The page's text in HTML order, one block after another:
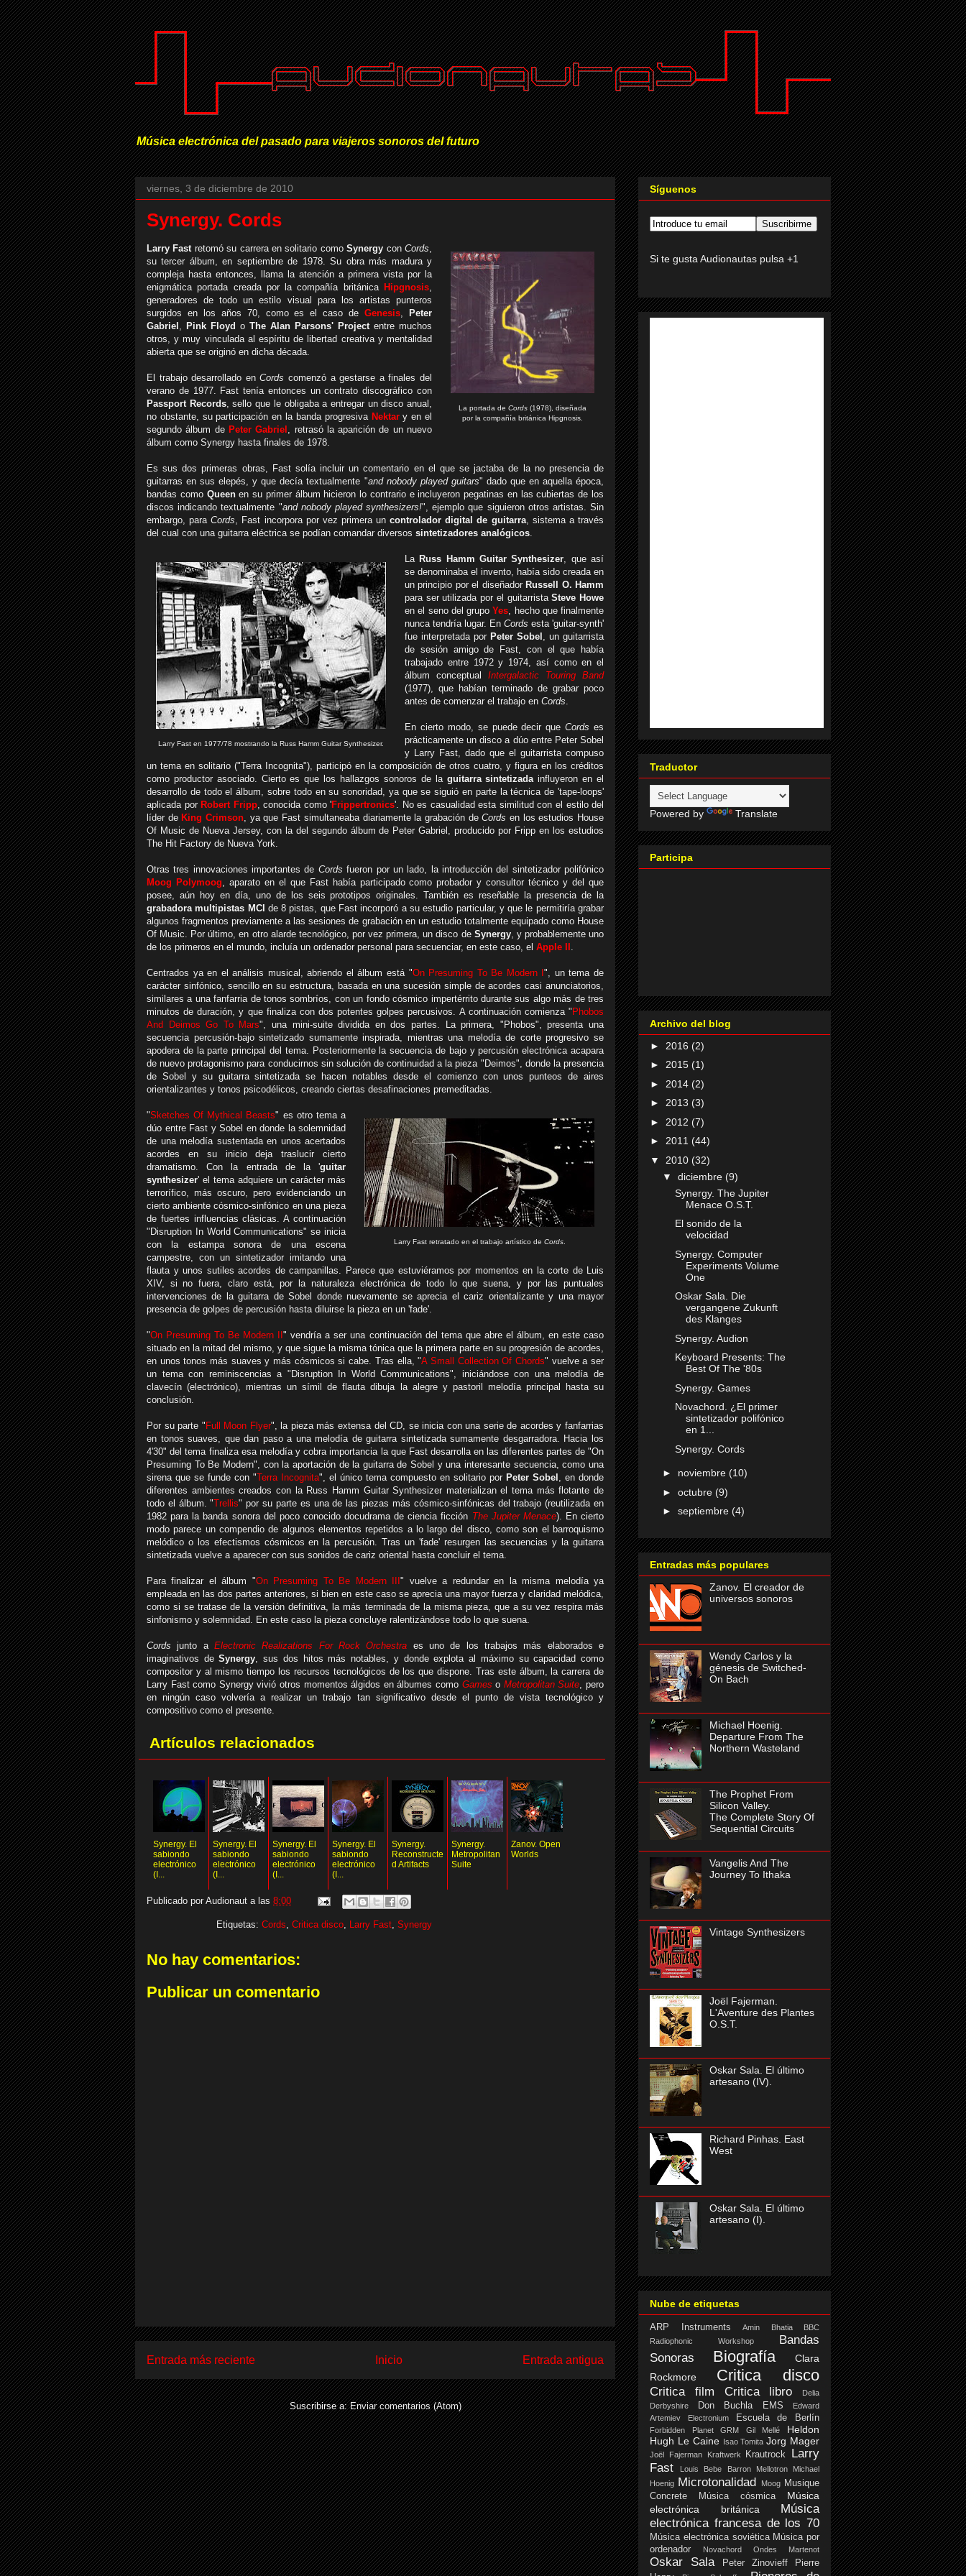
Música electrónica del pasado para viajeros sonoros del futuro
viernes, 3 de diciembre de 2010
Synergy. Cords
La portada de Cords (1978), diseñada
por la compañía británica Hipgnosis.
Larry Fastretomó su carrera en solitario comoSynergy conCords,
su tercer álbum, en septiembre de 1978. Su obra más madura y
compleja hasta entonces, llama la atención a primera vista por la
enigmática portada creada por la compañía británica Hipgnosis,
generadores de todo un estilo visual para los artistas punteros
surgidos en los años 70, como es el caso deGenesis,
Peter
Gabriel , Pink Floyd o The Alan Parsons' Projectentre muchos
otros, y muy vinculada al espíritu de libertad creativa y mentalidad
abierta que se originó en dicha década.
El trabajo desarrollado enCords comenzó a gestarse a finales del
verano de 1977. Fast tenía entonces un contrato discográfico con
Passport Records, sello que le obligaba a entregar un disco anual,
no obstante, su participación en la banda progresiva Nektary en el
segundo álbum de Peter Gabriel , retrasó la aparición de un nuevo
álbum como Synergy hasta finales de 1978.
Es sus dos primeras obras, Fast solía incluir un comentario en el que se jactaba de la no presencia de
guitarras en sus elepés, y que decía textualmente "and nobody played guitars" dado que en aquella época,
bandas como Queenen su primer álbum hicieron lo contrario e incluyeron pegatinas en las cubiertas de los
discos indicando textualmente "and nobody played synthesizers!", ejemplo que siguieron otros artistas. Sin
embargo, paraCords, Fast incorpora por vez primera uncontrolador digital de guitarra, sistema a través
del cual con una guitarra eléctrica se podían comandar diversos sintetizadores analógicos.
Larry Fast en 1977/78 mostrando la Russ Hamm Guitar Synthesizer.
La Russ Hamm Guitar Synthesizer, que así
se denominaba el invento, había sido creada en
un principio por el diseñador Russell O. Hamm
para ser utilizada por el guitarristaSteve Howe
en el seno del grupoYes, hecho que finalmente
nunca tendría lugar. En Cords esta 'guitar-synth'
fue interpretada por Peter Sobel , un guitarrista
de sesión amigo de Fast, con el que había
trabajado entre 1972 y 1974, así como en el
álbum conceptual Intergalactic Touring Band
(1977), que habían terminado de grabar poco
antes de comenzar el trabajo en Cords.
En cierto modo, se puede decir queCords es
prácticamente un disco a dúo entre Peter Sobel
y Larry Fast, dado que el guitarrista compuso
un tema en solitario ("Terra Incognita"), participó en la composición de otros cuatro, y figura en los créditos
como productor asociado. Cierto es que los hallazgos sonoros de la guitarra sintetizadainfluyeron en el
desarrollo de todo el álbum, sobre todo en su sonoridad, ya que se siguió en parte la técnica de 'tape-loops'
aplicada por Robert Fripp, conocida como 'Frippertronics'. No es casualidad esta similitud con el estilo del
líder de King Crimson, ya que Fast simultaneaba diariamente la grabación deCords en los estudios House
Of Music de Nueva Jersey, con la del segundo álbum de Peter Gabriel, producido por Fripp en los estudios
The Hit Factory de Nueva York.
Otras tres innovaciones importantes de Cords fueron por un lado, la introducción del sintetizador polifónico
Moog Polymoog, aparato en el que Fast había participado como probador y consultor técnico y del que
posee, aún hoy en día, uno de los seis prototipos originales. También es reseñable la presencia de la
grabadora multipistas MCI de 8 pistas, que Fast incorporó a su estudio particular, y que le permitiría grabar
algunos fragmentos previamente a las sesiones de grabación en un estudio totalmente equipado como House
Of Music. Por último, en otro alarde tecnológico, por vez primera, un disco de Synergy, y probablemente uno
de los primeros en el mundo, incluía un ordenador personal para secuenciar, en este caso, el Apple II .
Centrados ya en el análisis musical, abriendo el álbum está "On Presuming To Be Modern I", un tema de
carácter sinfónico, sencillo en su estructura, basada en una sucesión simple de acordes casi anunciatorios,
similares a una fanfarria de tonos sombríos, con un fondo cósmico impertérrito durante sus algo más de tres
minutos de duración, y que finaliza con dos potentes golpes percusivos. A continuación comienza " Phobos
And Deimos Go To Mars", una mini-suite dividida en dos partes. La primera, "Phobos", presenta una
secuencia percusión-bajo sintetizado sumamente inspirada, mientras una melodía de corte progresivo se
apodera de la parte principal del tema. Posteriormente la secuencia de bajo y percusión electrónica acapara
de nuevo protagonismo para conducirnos sin solución de continuidad a la pieza "Deimos", donde la presencia
de Sobel y su guitarra sintetizada se hacen notables desde el comienzo con unos punteos de aires
orientalizantes y tonos psicodélicos, creando ciertas desafinaciones premeditadas.
Larry Fast retratado en el trabajo artístico de Cords.
"Sketches Of Mythical Beasts" es otro tema a
dúo entre Fast y Sobel en donde la solemnidad
de una melodía sustentada en unos acertados
acordes en su inicio deja traslucir cierto
dramatismo. Con la entrada de la 'guitar
synthesizer' el tema adquiere un carácter más
terrorífico, más oscuro, pero evidenciando un
cierto ambiente cósmico-sinfónico en una pieza
de fuertes influencias clásicas. A continuación
"Disruption In World Communications" se inicia
con la estampa sonora de una escena
campestre, con un sintetizador imitando una
flauta y unos sutiles acordes de campanillas. Parece que estuviéramos por momentos en la corte de Luis
XIV, si no fuera, claro está, por la naturaleza electrónica de todo lo que suena, y por las puntuales
intervenciones de la guitarra de Sobel donde nuevamente se aprecia el cariz orientalizante y una mayor
presencia de golpes de percusión hasta diluirse la pieza en un 'fade'.
"On Presuming To Be Modern II" vendría a ser una continuación del tema que abre el álbum, en este caso
situado en la mitad del mismo, y que sigue la misma tónica que la primera parte en su progresión de acordes,
en unos tonos más suaves y más cósmicos si cabe. Tras ella, "A Small Collection Of Chords" vuelve a ser
un tema con reminiscencias a "Disruption In World Communications", iniciándose con una melodía de
clavecín (electrónico), mientras un símil de flauta dibuja la alegre y pastoril melodía principal hasta su
conclusión.
Por su parte " Full Moon Flyer", la pieza más extensa del CD, se inicia con una serie de acordes y fanfarrias
en tonos suaves, que dan paso a una melodía de guitarra sintetizada sumamente desgarradora. Hacia los
4'30" del tema finaliza esa melodía y cobra importancia la que Fast desarrolla en las diferentes partes de "On
Presuming To Be Modern", con la aportación de la guitarra de Sobel y una interesante secuencia, como una
sirena que se funde con "Terra Incognita", el único tema compuesto en solitario por Peter Sobel , en donde
diferentes ambientes creados con la Russ Hamm Guitar Synthesizer materializan el tema más flotante de
todo el álbum. "Trellis" por su parte es una de las piezas más cósmico-sinfónicas del trabajo (reutilizada en
1982 para la banda sonora del poco conocido docudrama de ciencia ficción The Jupiter Menace). En cierto
modo parece un compendio de algunos elementos repetidos a lo largo del disco, como son el barroquismo
melódico o los efectismos cósmicos en la percusión. Tras un 'fade' resurgen las secuencias y la guitarra
sintetizada vuelve a aparecer con sus sonidos de cariz oriental hasta concluir el tema.
Para finalizar el álbum "On Presuming To Be Modern III" vuelve a redundar en la misma melodía ya
empleada en las dos partes anteriores, si bien en este caso se aprecia una mayor fuerza y claridad melódica,
como si se tratase de la versión definitiva, la más terminada de la misma pieza, que a su vez respira más
sinfonismo y solemnidad. En este caso la pieza concluye ralentizándose todo lo que suena.
Cords junto a Electronic Realizations For Rock Orchestra es uno de los trabajos más elaborados e
imaginativos deSynergy, sus dos hitos más notables, y donde explota al máximo su capacidad como
compositor y al mismo tiempo los recursos tecnológicos de los que dispone. Tras este álbum, la carrera de
Larry Fast como Synergy vivió otros momentos álgidos en álbumes como Games o Metropolitan Suite, pero
en ningún caso volvería a realizar un trabajo tan significativo desde el punto de vista tecnológico y
compositivo como el presente.
Artículos relacionados
Synergy. El
sabiondo
electrónico
(I...
Synergy. El
sabiondo
electrónico
(I...
Synergy. El
sabiondo
electrónico
(I...
Synergy. El
sabiondo
electrónico
(I...
Synergy.
Reconstructe
d Artifacts
Synergy.
Metropolitan
Suite
Zanov. Open
Worlds
Publicado por Audionaut a las 8:00
Etiquetas: Cords Critica disco Larry Fast Synergy
No hay comentarios:
Publicar un comentario
Entrada más reciente Entrada antigua
Inicio
Suscribirse a:Enviar comentarios (Atom)
Síguenos
Si te gusta Audionautas pulsa +1
Traductor
Powered by Translate
Participa
Archivo del blog
► 2016 (2)
► 2015 (1)
► 2014 (2)
► 2013 (3)
► 2012 (7)
► 2011 (44)
▼ 2010 (32)
▼ diciembre (9)
Synergy. The Jupiter
Menace O.S.T.
El sonido de la
velocidad
Synergy. Computer
Experiments Volume
One
Oskar Sala. Die
vergangene Zukunft
des Klanges
Synergy. Audion
Keyboard Presents: The
Best Of The '80s
Synergy. Games
Novachord. ¿El primer
sintetizador polifónico
en 1...
Synergy. Cords
► noviembre (10)
► octubre (9)
► septiembre (4)
Entradas más populares
Zanov. El creador de
universos sonoros
Wendy Carlos y la
génesis de Switched-
On Bach
Michael Hoenig.
Departure From The
Northern Wasteland
The Prophet From
Silicon Valley.
The Complete Story Of
Sequential Circuits
Vangelis And The
Journey To Ithaka
Vintage Synthesizers
Joël Fajerman.
L'Aventure des Plantes
O.S.T.
Oskar Sala. El último
artesano (IV).
Richard Pinhas. East
West
Oskar Sala. El último
artesano (I).
Nube de etiquetas
ARP Instruments Amin Bhatia
BBC
Radiophonic Workshop
Bandas
Sonoras
Biografía
Clara
Rockmore
Critica disco
Critica film Critica libro
Delia
Derbyshire
Don Buchla EMS
Edward
Artemiev
Electronium Escuela de Berlín
Forbidden Planet GRM Gil Mellé
Heldon
Hugh Le Caine Isao Tomita Jorg Mager
Joël Fajerman Kraftwerk Krautrock
Larry
Fast
Louis Bebe Barron Mellotron
Michael
Hoenig Microtonalidad Moog Musique
Concrete
Música cósmica
Música
electrónica británica
Música
electrónica francesa de los 70
Música electrónica soviética Música por
ordenador
Novachord Ondes Martenot
Oskar Sala Peter Zinovieff
Pierre